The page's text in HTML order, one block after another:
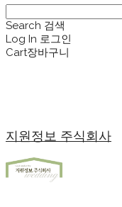
Search 검색
Log In 로그인
Cart장바구니
지원정보 주식회사